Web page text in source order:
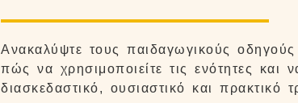
Ανακαλύψτε τους παιδαγωγικούς οδηγούς
πώς να χρησιμοποιείτε τις ενότητες
διασκεδαστικό, ουσιαστικό και πρακτικό